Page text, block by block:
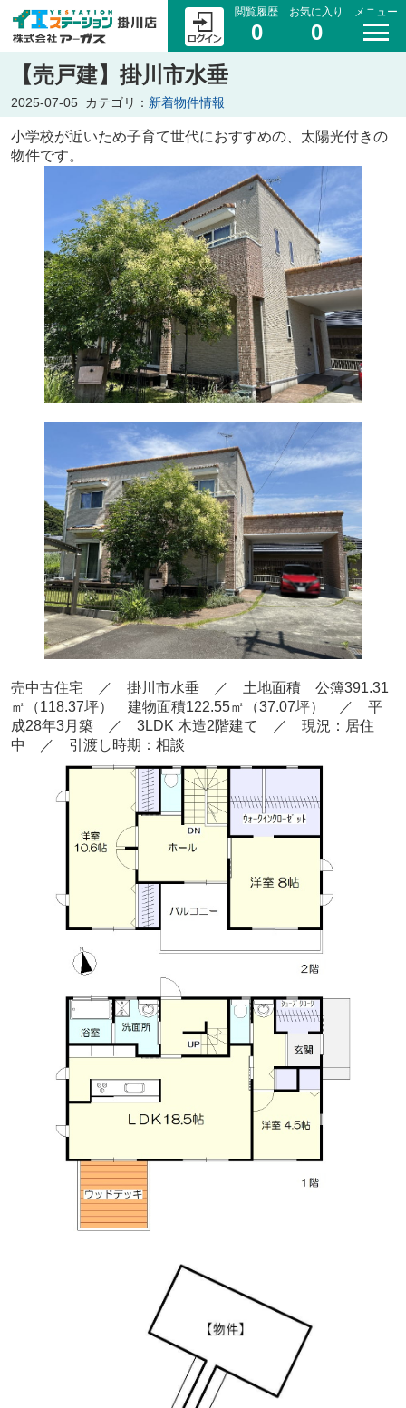
閲覧履歴
0
お気に入り
0
メニュー
【売戸建】掛川市水垂
2025-07-05 カテゴリ： 新着物件情報
小学校が近いため子育て世代におすすめの、太陽光付きの
物件です。
売中古住宅 ／ 掛川市水垂
／ 土地面積 公簿391.31
㎡
（118.37坪） 建物面積122.55㎡（37.07坪） ／ 平
成28年3月 築 ／ 3LDK 木造2階建て
／ 現況：居住
中
／ 引渡し時期：相談